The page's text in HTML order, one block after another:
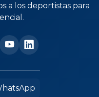
a los deportistas para